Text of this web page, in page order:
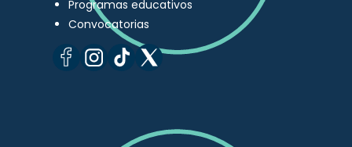
Programas educativos
Convocatorias